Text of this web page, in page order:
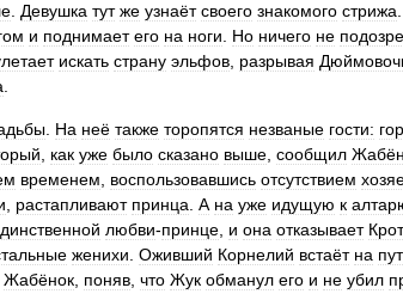
Девушка тут же узнаёт своего знакомого стрижа
и поднимает его на ноги Но ничего не
искать страну эльфов разрывая
На неё также торопятся незваные гости:
как уже было сказано выше сообщил
временем воспользовавшись отсутствием
растапливают принца А на уже идущую к
любви-принце и она отказывает
женихи Оживший Корнелий встаёт на
Жабёнок поняв что Жук обманул его и не убил